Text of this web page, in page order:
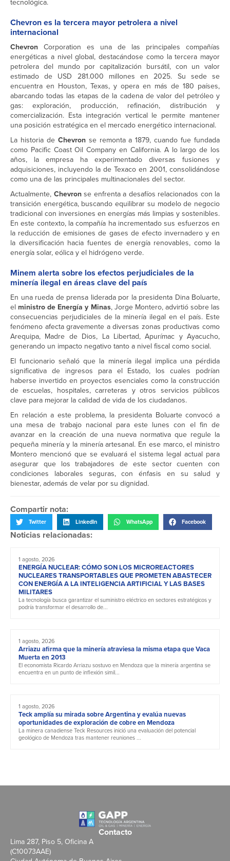
tecnológica.
Chevron es la tercera mayor petrolera a nivel
internacional
Chevron Corporation es una de las principales compañías
energéticas a nivel global, destacándose como la tercera mayor
petrolera del mundo por capitalización bursátil, con un valor
estimado de USD 281.000 millones en 2025. Su sede se
encuentra en Houston, Texas, y opera en más de 180 países,
abarcando todas las etapas de la cadena de valor del petróleo y
gas: exploración, producción, refinación, distribución y
comercialización. Esta integración vertical le permite mantener
una posición estratégica en el mercado energético internacional.
La historia de Chevron se remonta a 1879, cuando fue fundada
como Pacific Coast Oil Company en California. A lo largo de los
años, la empresa ha experimentado diversas fusiones y
adquisiciones, incluyendo la de Texaco en 2001, consolidándose
como una de las principales multinacionales del sector.
Actualmente, Chevronse enfrenta a desafíos relacionados con la
transición energética, buscando equilibrar su modelo de negocio
tradicional con inversiones en energías más limpias y sostenibles.
En este contexto, la compañía ha incrementado sus esfuerzos en
la reducción de emisiones de gases de efecto invernadero y en
la diversificación hacia fuentes de energía renovables, como la
energía solar, eólica y el hidrógeno verde.
Minem alerta sobre los efectos perjudiciales de la
minería ilegal en áreas clave del país
En una rueda de prensa liderada por la presidenta Dina Boluarte,
el ministro de Energía y Minas, Jorge Montero, advirtió sobre las
consecuencias perjudiciales de la minería ilegal en el país. Este
fenómeno afecta gravemente a diversas zonas productivas como
Arequipa, Madre de Dios, La Libertad, Apurímac y Ayacucho,
generando un impacto negativo tanto a nivel fiscal como social.
El funcionario señaló que la minería ilegal implica una pérdida
significativa de ingresos para el Estado, los cuales podrían
haberse invertido en proyectos esenciales como la construcción
de escuelas, hospitales, carreteras y otros servicios públicos
clave para mejorar la calidad de vida de los ciudadanos.
En relación a este problema, la presidenta Boluarte convocó a
una mesa de trabajo nacional para este lunes con el fin de
avanzar en la creación de una nueva normativa que regule la
pequeña minería y la minería artesanal. En ese marco, el ministro
Montero mencionó que se evaluará el sistema legal actual para
asegurar que los trabajadores de este sector cuenten con
condiciones laborales seguras, con énfasis en su salud y
bienestar, además de velar por su dignidad.
Compartir nota:
Twitter LinkedIn WhatsApp Facebook
Noticias relacionadas:
1 agosto, 2026
ENERGÍA NUCLEAR: CÓMO SON LOS MICROREACTORES
NUCLEARES TRANSPORTABLES QUE PROMETEN ABASTECER
CON ENERGÍA A LA INTELIGENCIA ARTIFICIAL Y LAS BASES
MILITARES
La tecnología busca garantizar el suministro eléctrico en sectores estratégicos y
podría transformar el desarrollo de...
1 agosto, 2026
Arriazu afirma que la minería atraviesa la misma etapa que Vaca
Muerta en 2013
El economista Ricardo Arriazu sostuvo en Mendoza que la minería argentina se
encuentra en un punto de inflexión simil...
1 agosto, 2026
Teck amplía su mirada sobre Argentina y evalúa nuevas
oportunidades de exploración de cobre en Mendoza
La minera canadiense Teck Resources inició una evaluación del potencial
geológico de Mendoza tras mantener reuniones ...
Contacto
Lima 287, Piso 5, Oficina A
(C10073AAE)